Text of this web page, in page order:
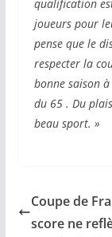
qualification
joueurs pour
pense que le
respecter la
bonne saison
du 65 . Du
beau sport. »
Coupe de
score ne